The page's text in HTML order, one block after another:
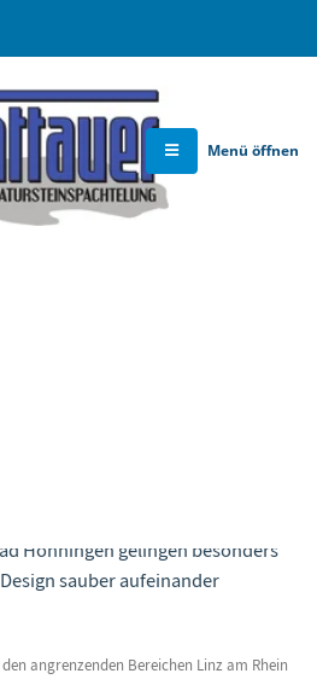
Menü öffnen
und
Hönningen: von
Ausführung
Hönningen gelingen besonders
sauber aufeinander
angrenzenden Bereichen Linz am Rhein